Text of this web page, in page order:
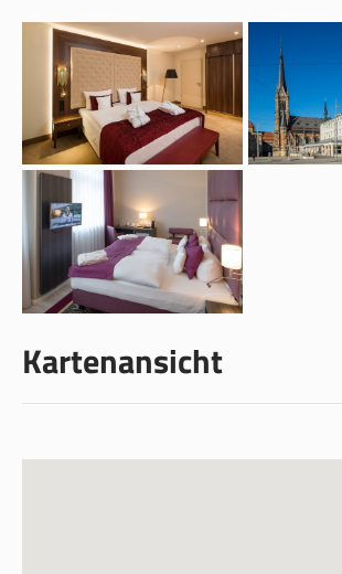
Kartenansicht